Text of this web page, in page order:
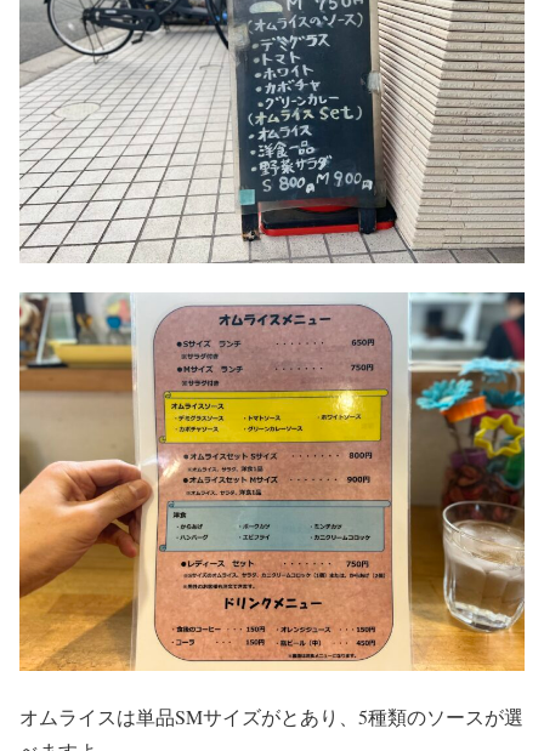
オムライスは単品SMサイズがとあり、5種類のソースが選